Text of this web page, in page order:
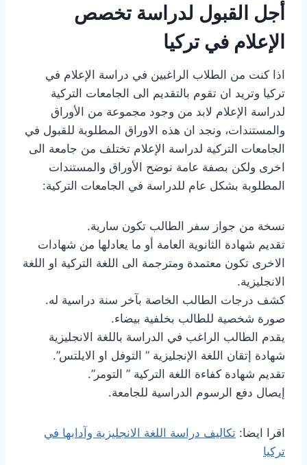
أجل القبول لدراسة تخصص
الإعلام في تركيا
اذا كنت من الطلاب الراغبين في دراسة الإعلام في
تركيا وتريد ان تقوم بالتقديم الى الجامعات التركية
لدراسة الإعلام لابد من وجود مجموعة من الأوراق
والمستندات، ونجد ان هذه الاوراق المطلوبة للقبول في
الجامعات التركية لدراسة الإعلام تختلف من جامعة الى
اخرى ولكن بصفة عامة نوضح الأوراق والمستندات
المطلوبة بشكل عام للدراسة في الجامعات التركية:
نسخة من جواز سفر الطالب تكون سارية.
تقديم شهادة الثانوية العامة أو ما يعادلها من شهادات
الاخرى تكون معتمدة ومترجمة الى اللغة التركية او اللغة
الانجليزية.
كشف درجات الطالب الخاصة بآخر سنة دراسية له.
صورة شخصية للطالب بخلفية بيضاء.
يقدم الطالب الراغب في الدراسة باللغة الانجليزية
شهادة إتقان اللغة الإنجليزية ” التوفل او الايلتس”.
تقديم شهادة كفاءة اللغة التركية ” التومر”.
إيصال دفع الرسوم الدراسية للجامعة.
اقرا ايضا: تكاليف دراسة اللغة الانجليزية وآدابها في
تركيا